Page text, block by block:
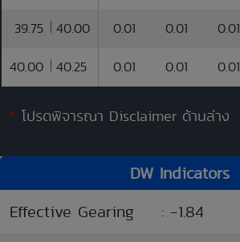
39.75 40.00 0.01 0.01 0.01
40.00 40.25 0.01 0.01 0.01
* โปรดพิจารณา Disclaimer ด้านล่าง
DW Indicators
Effective Gearing
: -1.84